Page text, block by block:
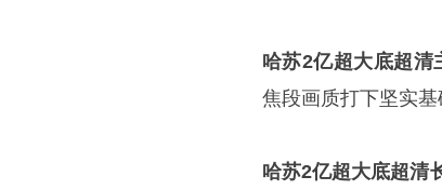
哈苏2亿超大底超清
焦段画质打下坚实基
哈苏2亿超大底超清